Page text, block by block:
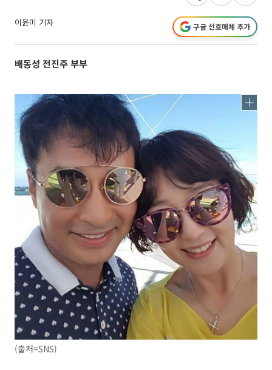
이윤미 기자 구글 선호매체 추가
배동성 전진주 부부
(출처=SNS)